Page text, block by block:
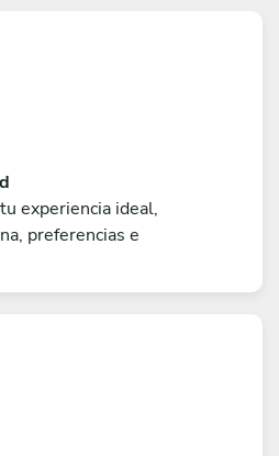
experiencia ideal,
preferencias e